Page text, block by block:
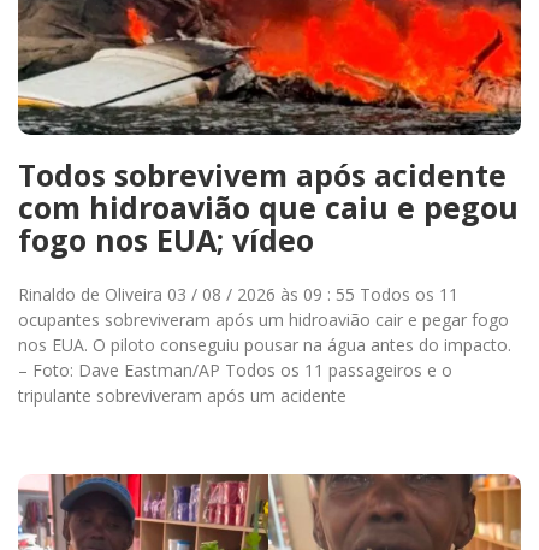
Todos sobrevivem após acidente
com hidroavião que caiu e pegou
fogo nos EUA; vídeo
Rinaldo de Oliveira 03 / 08 / 2026 às 09 : 55 Todos os 11
ocupantes sobreviveram após um hidroavião cair e pegar fogo
nos EUA. O piloto conseguiu pousar na água antes do impacto.
– Foto: Dave Eastman/AP Todos os 11 passageiros e o
tripulante sobreviveram após um acidente